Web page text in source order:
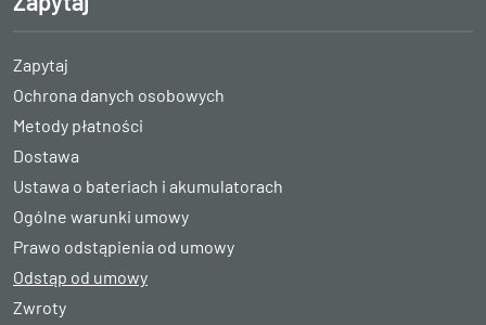
Zapytaj
Ochrona danych osobowych
Metody płatności
Dostawa
Ustawa o bateriach i akumulatorach
Ogólne warunki umowy
Prawo odstąpienia od umowy
Odstąp od umowy
Zwroty